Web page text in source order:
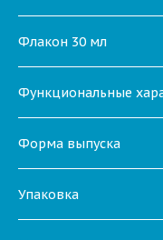
Флакон 30 мл
Функциональные
Форма выпуска
Упаковка